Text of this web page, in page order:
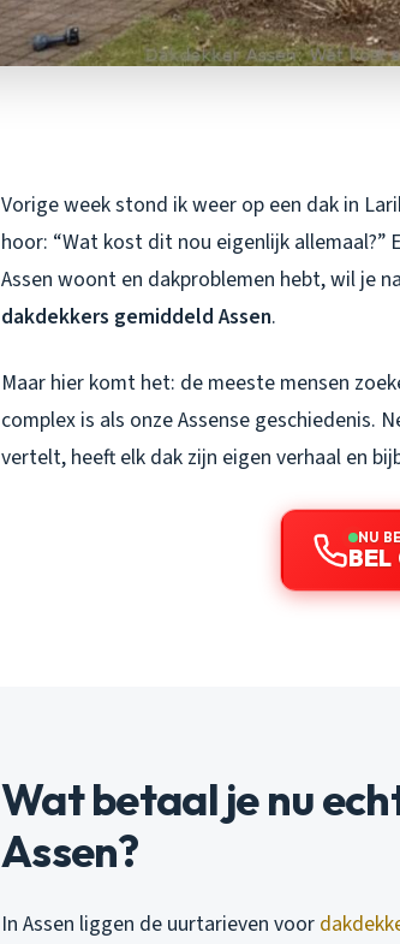
Vorige week stond ik weer op een dak in
hoor: “Wat kost dit nou eigenlijk allemaal?”
Assen woont en dakproblemen hebt, wil je
dakdekkers gemiddeld Assen.
Maar hier komt het: de meeste mensen
complex is als onze Assense geschiedenis.
vertelt, heeft elk dak zijn eigen verhaal en
NU
Wat betaal je nu
Assen?
In Assen liggen de uurtarieven voor